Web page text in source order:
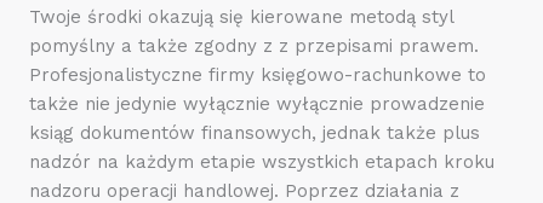
Twoje środki okazują się kierowane metodą styl
pomyślny a także zgodny z z przepisami prawem.
Profesjonalistyczne firmy księgowo-rachunkowe to
także nie jedynie wyłącznie wyłącznie prowadzenie
ksiąg dokumentów finansowych, jednak także plus
nadzór na każdym etapie wszystkich etapach kroku
nadzoru operacji handlowej. Poprzez działania z